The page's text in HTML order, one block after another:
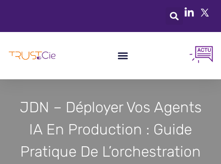
JDN – Déployer Vos Agents
IA En Production : Guide
Pratique De L’orchestration